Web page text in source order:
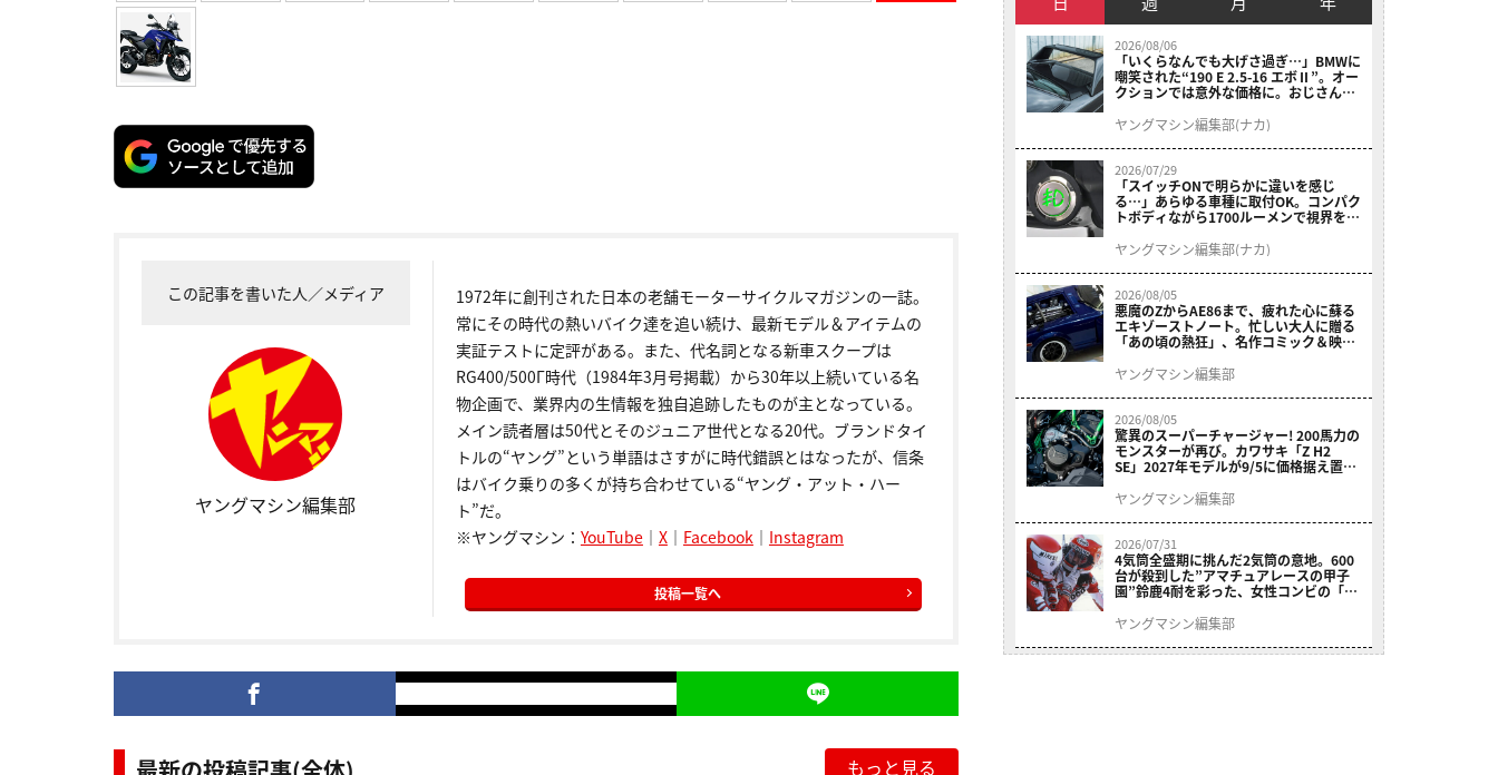
この記事を書いた人／メディア
ヤングマシン編集部
1972年に創刊された日本の老舗モーターサイクルマガジンの一誌。
常にその時代の熱いバイク達を追い続け、最新モデル＆アイテムの
実証テストに定評がある。また、代名詞となる新車スクープは
RG400/500Γ時代（1984年3月号掲載）から30年以上続いている名
物企画で、業界内の生情報を独自追跡したものが主となっている。
メイン読者層は50代とそのジュニア世代となる20代。ブランドタイ
トルの“ヤング”という単語はさすがに時代錯誤とはなったが、信条
はバイク乗りの多くが持ち合わせている“ヤング・アット・ハー
ト”だ。
※ヤングマシン： YouTube｜ X｜ Facebook ｜ Instagram
投稿一覧へ
もっと見る
2026/08/06
「いくらなんでも大げさ過ぎ…」BMWに
嘲笑された“190 E 2.5-16 エボⅡ”。オー
クションでは意外な価格に。おじさん達
ヤングマシン編集部(ナカ)
2026/07/29
「スイッチONで明らかに違いを感じ
る…」あらゆる車種に取付OK。コンパク
トボディながら1700ルーメンで視界を確
ニット プレシャスレイ スモール］
ヤングマシン編集部(ナカ)
2026/08/05
悪魔のZからAE86まで、疲れた心に蘇る
エキゾーストノート。忙しい大人に贈る
「あの頃の熱狂」、名作コミック＆映画
結！
ヤングマシン編集部
2026/08/05
驚異のスーパーチャージャー! 200馬力の
モンスターが再び。カワサキ「Z H2
SE」2027年モデルが9/5に価格据え置き
ヤングマシン編集部
2026/07/31
4気筒全盛期に挑んだ2気筒の意地。600
台が殺到した”アマチュアレースの甲子
園”鈴鹿4耐を彩った、女性コンビの「ス
ヤングマシン編集部